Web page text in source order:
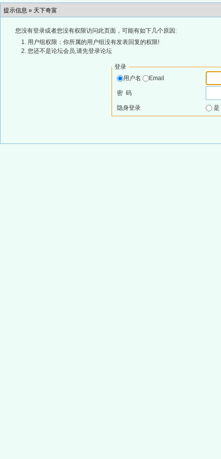
提示信息 » 天下奇富
您没有登录或者您没有权限访问此页面，可能有如下几个原因:
用户组权限：你所属的用户组没有发表回复的权限!
您还不是论坛会员,请先登录论坛
登录
用户名
Email
密 码
隐身登录